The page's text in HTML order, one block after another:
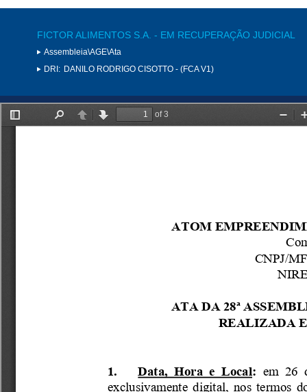
FICTOR ALIMENTOS S.A. - EM RECUPERAÇÃO JUDICIAL
Assembleia\AGE\Ata
DRI: DANILO RODRIGO CISOTTO - (FCA V1)